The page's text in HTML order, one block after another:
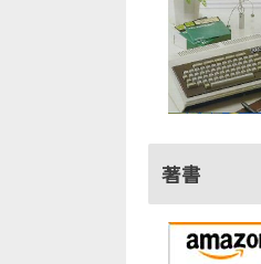
著書